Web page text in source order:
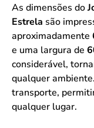
As dimensões do
Estrela são
aproximadamente
e uma largura de
considerável,
qualquer
transporte,
qualquer lugar.